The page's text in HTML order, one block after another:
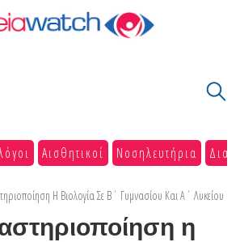
Αισθητικοί Νοσηλευτήρια
Η Βιολογία Σε Β΄ Γυμνασίου Και Α΄ Λυκείου
η